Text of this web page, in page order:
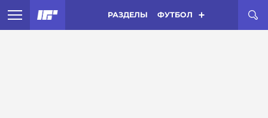
РАЗДЕЛЫ ФУТБОЛ